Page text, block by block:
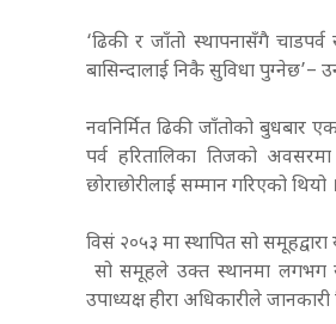
‘ढिकी र जाँतो स्थापनासँगै
बासिन्दालाई निकै सुविधा पुग्नेछ’–
नवनिर्मित ढिकी जाँतोको
पर्व हरितालिका तिजको
छोराछोरीलाई सम्मान गरिएको थियो ।
विसं २०५३ मा स्थापित सो
सो समूहले उक्त स्थानमा लगभग
उपाध्यक्ष हीरा अधिकारीले जानकारी